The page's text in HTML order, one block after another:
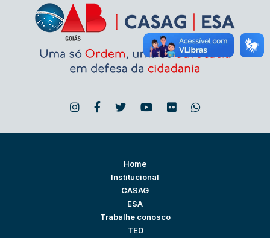
Home
Institucional
CASAG
ESA
Trabalhe conosco
TED